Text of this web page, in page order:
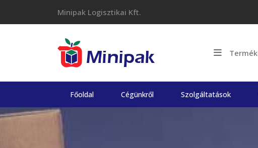
Minipak Logisztikai Kft.
Főoldal Cégünkről Szolgáltatások